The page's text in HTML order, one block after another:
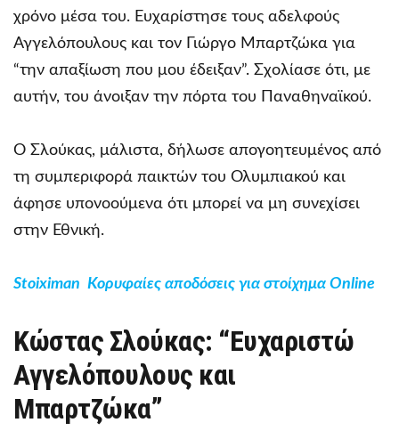
χρόνο μέσα του. Ευχαρίστησε τους αδελφούς
Αγγελόπουλους και τον Γιώργο Μπαρτζώκα για
“την απαξίωση που μου έδειξαν”. Σχολίασε ότι, με
αυτήν, του άνοιξαν την πόρτα του Παναθηναϊκού.
Ο Σλούκας, μάλιστα, δήλωσε απογοητευμένος από
τη συμπεριφορά παικτών του Ολυμπιακού και
άφησε υπονοούμενα ότι μπορεί να μη συνεχίσει
στην Εθνική.
Stoiximan Κορυφαίες αποδόσεις για στοίχημα Online
Κώστας Σλούκας: “Ευχαριστώ
Αγγελόπουλους και
Μπαρτζώκα”